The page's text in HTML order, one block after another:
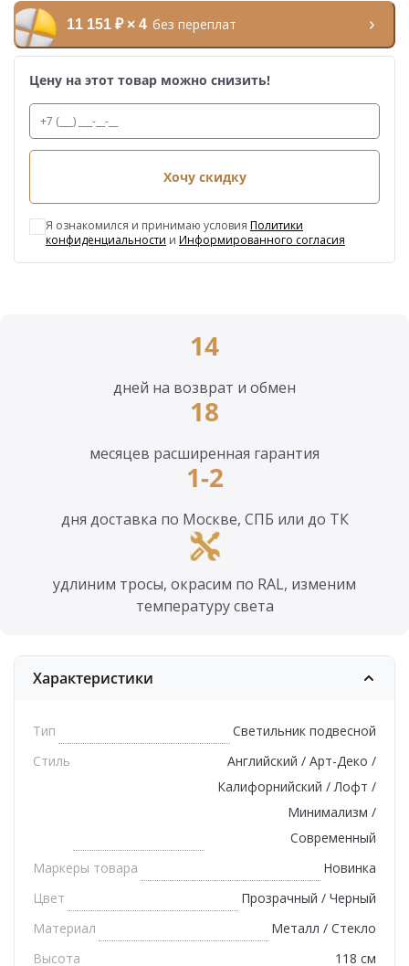
11 151 ₽ × 4 без переплат
Цену на этот товар можно снизить!
Хочу скидку
Я ознакомился и принимаю условия Политики
конфиденциальности и Информированного согласия
14
дней на возврат и обмен
18
месяцев расширенная гарантия
1-2
дня доставка по Москве, СПБ или до ТК
удлиним тросы, окрасим по RAL, изменим
температуру света
Характеристики
Тип
Светильник подвесной
Стиль
Английский / Арт-Деко /
Калифорнийский / Лофт /
Минимализм /
Современный
Маркеры товара
Новинка
Цвет
Прозрачный / Черный
Материал
Металл / Стекло
Высота
118 см